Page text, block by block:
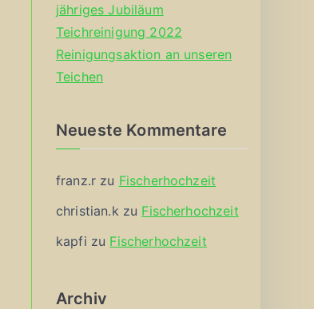
jähriges Jubiläum
Teichreinigung 2022
Reinigungsaktion an unseren
Teichen
Neueste Kommentare
franz.r zu Fischerhochzeit
christian.k zu Fischerhochzeit
kapfi zu Fischerhochzeit
Archiv